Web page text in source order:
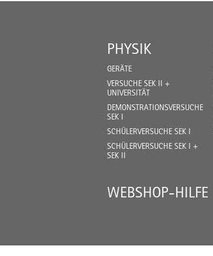
PHYSIK
GERÄTE
VERSUCHE SEK II +
UNIVERSITÄT
DEMONSTRATIONSVERSUCHE
SEK I
SCHÜLERVERSUCHE SEK I
SCHÜLERVERSUCHE SEK I +
SEK II
WEBSHOP-HILFE